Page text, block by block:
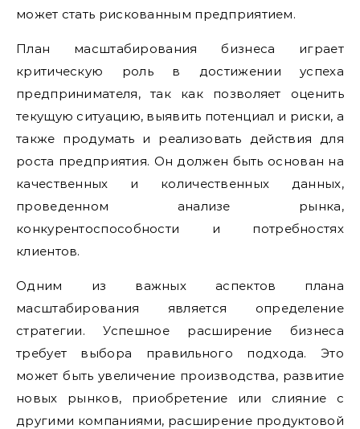
может стать рискованным предприятием.
План масштабирования бизнеса играет
критическую роль в достижении успеха
предпринимателя, так как позволяет оценить
текущую ситуацию, выявить потенциал и риски, а
также продумать и реализовать действия для
роста предприятия. Он должен быть основан на
качественных и количественных данных,
проведенном анализе рынка,
конкурентоспособности и потребностях
клиентов.
Одним из важных аспектов плана
масштабирования является определение
стратегии. Успешное расширение бизнеса
требует выбора правильного подхода. Это
может быть увеличение производства, развитие
новых рынков, приобретение или слияние с
другими компаниями, расширение продуктовой